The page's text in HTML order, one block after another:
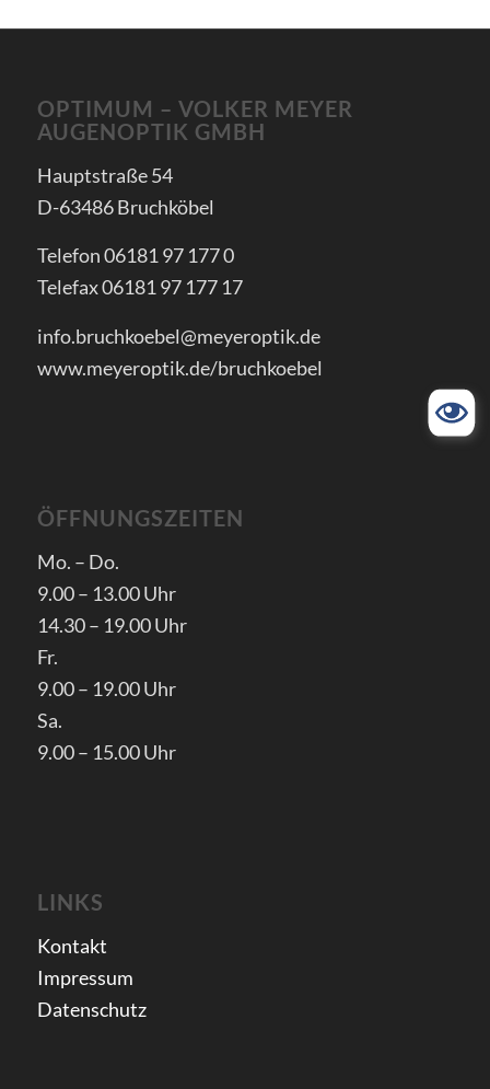
OPTIMUM – VOLKER MEYER
AUGENOPTIK GMBH
Hauptstraße 54
D-63486 Bruchköbel
Telefon 06181 97 177 0
Telefax 06181 97 177 17
info.bruchkoebel@meyeroptik.de
www.meyeroptik.de/bruchkoebel
ÖFFNUNGSZEITEN
Mo. – Do.
9.00 – 13.00 Uhr
14.30 – 19.00 Uhr
Fr.
9.00 – 19.00 Uhr
Sa.
9.00 – 15.00 Uhr
LINKS
Kontakt
Impressum
Datenschutz